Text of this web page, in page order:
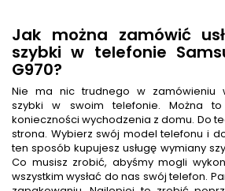
Jak można zamówić
szybki w telefonie
G970?
Nie ma nic trudnego w zamówieniu
szybki w swoim telefonie. Można
konieczności wychodzenia z domu. Do
strona. Wybierz swój model telefonu i
ten sposób kupujesz usługę wymiany
Co musisz zrobić, abyśmy mogli
wszystkim wysłać do nas swój telefon.